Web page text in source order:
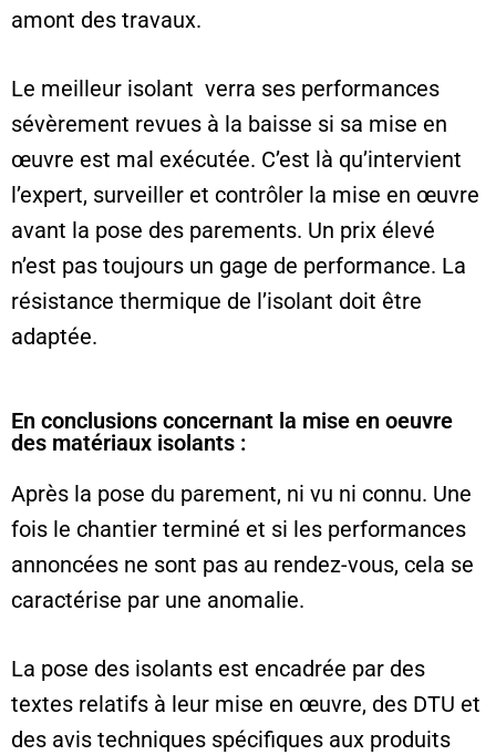
amont des travaux.
Le meilleur isolant verra ses performances
sévèrement revues à la baisse si sa mise en
œuvre est mal exécutée. C’est là qu’intervient
l’expert, surveiller et contrôler la mise en œuvre
avant la pose des parements. Un prix élevé
n’est pas toujours un gage de performance. La
résistance thermique de l’isolant doit être
adaptée.
En conclusions concernant la mise en oeuvre
des matériaux isolants :
Après la pose du parement, ni vu ni connu. Une
fois le chantier terminé et si les performances
annoncées ne sont pas au rendez-vous, cela se
caractérise par une anomalie.
La pose des isolants est encadrée par des
textes relatifs à leur mise en œuvre, des DTU et
des avis techniques spécifiques aux produits